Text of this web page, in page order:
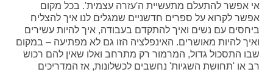
אי אפשר להתעלם מתעשיית ה'עזרה עצמית'. בכל מקום
אפשר לקרוא על ספרים חדשניים שמגלים לנו איך להצליח
ביחסים עם נשים ואיך להתקדם בעבודה, איך להיות עשירים
ואיך להיות מאושרים. האינפלציה הזו גם לא מפתיעה – במקום
שבו התסכול גדול, המרמור רק מתרחב ואלו שאין להם רכוש
רב או 'תחושת השגיות' נחשבים לכשלונות, אז המדריכים